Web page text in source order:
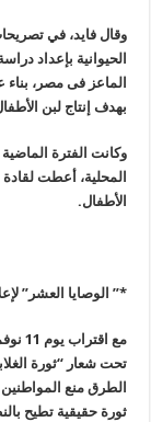
وقال فايد، في
الحيوانية بإعداد
الماعز فى مصر، بناء
بهدف إنتاج لبن
وكانت الفترة
المحلية، أعطت لقادة
الأطفال.
*
” الوصايا العشر”
مع
تحت شعار “ثورة
الطرق منع
ثورة حقيقية تطيح